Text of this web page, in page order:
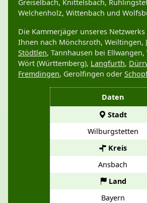
Daten
Stadt
Wilburgstetten
Kreis
Ansbach
Land
Bayern
Greiselbach, Knittelsbach,
Welchenholz, Wittenbach und
Die Kammerjäger unseres
Ihnen nach Mönchsroth, Weiltingen,
Stödtlen, Tannhausen bei
Wört (Württemberg), Langfurth,
Fremdingen, Gerolfingen oder